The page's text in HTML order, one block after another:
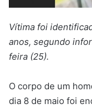
Vítima foi
anos, segundo
feira (25).
O corpo de um
dia 8 de maio foi